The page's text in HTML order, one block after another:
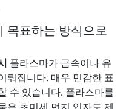
목표하는 방식으로
플라스마가 금속이나 유
뤄집니다. 매우 민감한 표
수 있습니다. 플라스마를